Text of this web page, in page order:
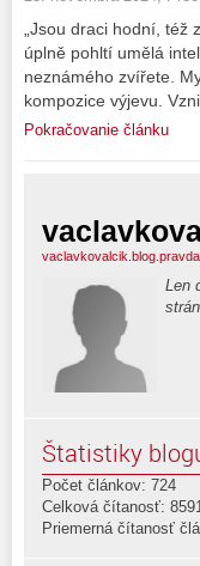
„Jsou draci hodní,
úplně pohltí umělá
neznámého zvířete.
kompozice výjevu.
Pokračovanie článku
Len
Štatistiky
Počet článkov: 724
Celková čítanosť:
Priemerná čítanosť